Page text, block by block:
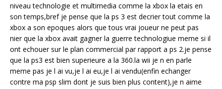
niveau technologie et multimedia comme la xbox la etais en
son temps,bref je pense que la ps 3 est decrier tout comme la
xbox a son epoques alors que tous vrai joueur ne peut pas
nier que la xbox avait gagner la guerre technologiue meme si il
ont echouer sur le plan commercial par rapport a ps 2.je pense
que la ps3 est bien superieure a la 360.la wii je n en parle
meme pas je l ai vu,je l ai eu,je l ai vendu(enfin echanger
contre ma psp slim dont je suis bien plus content),je n aime